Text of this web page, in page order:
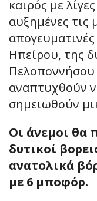
καιρός με
αυξημένες τις
Ηπείρου, της
Πελοποννήσου
αναπτυχθούν
σημειωθούν
Οι άνεμοι θα
δυτικοί
ανατολικά
με 6 μποφόρ.